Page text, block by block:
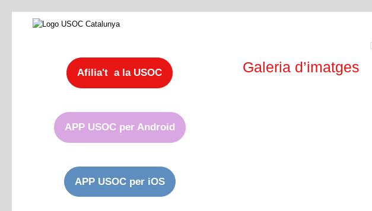
Galeria d’imatges
Afilia't a la USOC
APP USOC per Android
APP USOC per iOS